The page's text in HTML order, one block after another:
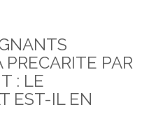
PAR
: LE
EST-IL EN